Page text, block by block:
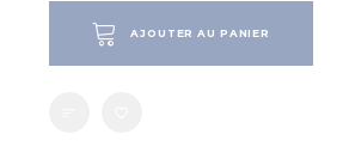
AJOUTER AU PANIER